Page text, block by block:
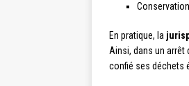
En pratique, la
Ainsi, dans un arrêt
confié ses déchets